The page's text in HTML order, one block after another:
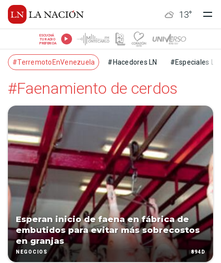
13°
ESCUCHÁ
TU RADIO
PREFERIDA
#TerremotoEnVenezuela #Hacedores LN #Especiales LN
#Faenamiento de cerdos
Esperan inicio de faena en fábrica de
embutidos para evitar más sobrecostos
en granjas
NEGOCIOS 894D